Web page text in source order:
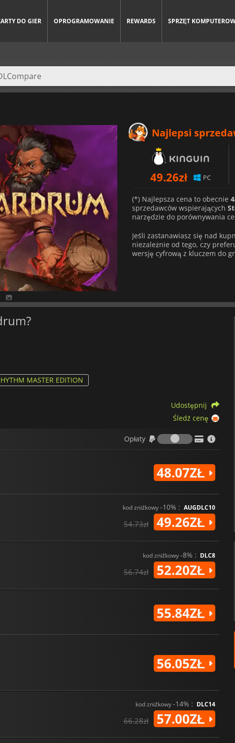
DO GIER OPROGRAMOWANIE REWARDS SPRZĘT
Najlepsi
49.26zł PC
(*) Najlepsza cena to obecnie
sprzedawców wspierających
narzędzie do porównywania
Jeśli zastanawiasz się nad
niezależnie od tego, czy
wersję cyfrową z kluczem do
MASTER EDITION
Udostępnij
Śledź cenę
Opłaty
Opłaty
48.07ZŁ
kod zniżkowy-10% : AUGDLC10
54.73zł 49.26ZŁ
kod zniżkowy-8% : DLC8
56.74zł 52.20ZŁ
55.84ZŁ
56.05ZŁ
kod zniżkowy-14% : DLC14
66.28zł 57.00ZŁ